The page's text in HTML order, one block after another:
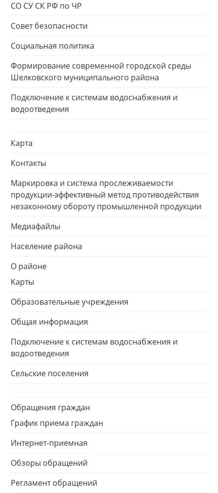
СО СУ СК РФ по ЧР
Совет безопасности
Социальная политика
Формирование современной городской среды
Шелковского муниципального района
Подключение к системам водоснабжения и
водоотведения
Карта
Контакты
Маркировка и система прослеживаемости
продукции-эффективный метод противодействия
незаконному обороту промышленной продукции
Медиафайлы
Население района
О районе
Карты
Образовательные учреждения
Общая информация
Подключение к системам водоснабжения и
водоотведения
Сельские поселения
Обращения граждан
График приема граждан
Интернет-приемная
Обзоры обращений
Регламент обращений